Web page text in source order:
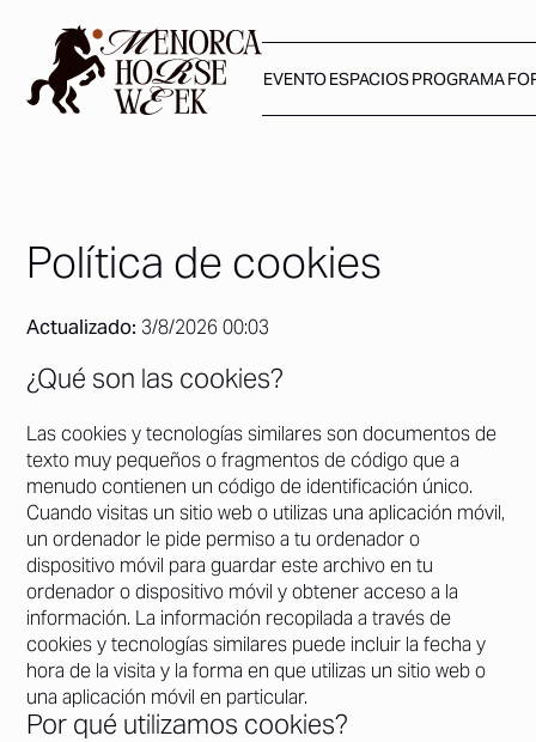
EVENTOESPACIOSPROGRAMA
Política de cookies
Actualizado: 3/8/2026 00:03
¿Qué son las cookies?
Las cookies y tecnologías similares son documentos de
texto muy pequeños o fragmentos de código que a
menudo contienen un código de identificación único.
Cuando visitas un sitio web o utilizas una aplicación móvil,
un ordenador le pide permiso a tu ordenador o
dispositivo móvil para guardar este archivo en tu
ordenador o dispositivo móvil y obtener acceso a la
información. La información recopilada a través de
cookies y tecnologías similares puede incluir la fecha y
hora de la visita y la forma en que utilizas un sitio web o
una aplicación móvil en particular.
Por qué utilizamos cookies?